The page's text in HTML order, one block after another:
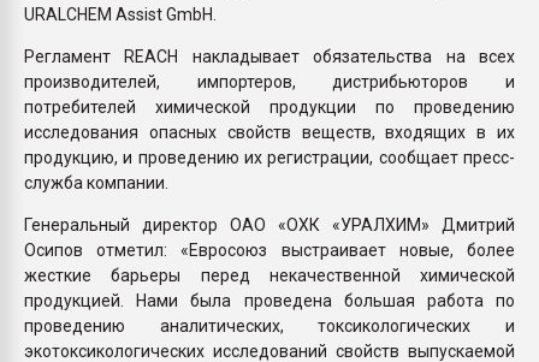
URALCHEM Assist GmbH.
Регламент REACH накладывает обязательства на всех
производителей, импортеров, дистрибьюторов и
потребителей химической продукции по проведению
исследования опасных свойств веществ, входящих в их
продукцию, и проведению их регистрации, сообщает пресс-
служба компании.
Генеральный директор ОАО «ОХК «УРАЛХИМ» Дмитрий
Осипов отметил: «Евросоюз выстраивает новые, более
жесткие барьеры перед некачественной химической
продукцией. Нами была проведена большая работа по
проведению аналитических, токсикологических и
экотоксикологических исследований свойств выпускаемой